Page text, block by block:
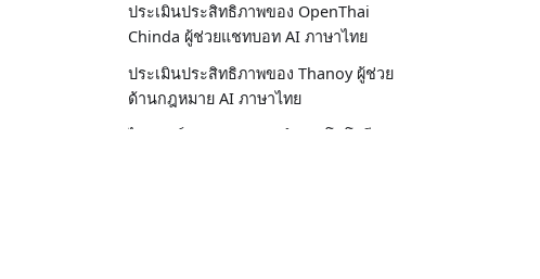
ประเมินประสิทธิภาพของ OpenThai
Chinda ผู้ช่วยแชทบอท AI ภาษาไทย
ประเมินประสิทธิภาพของ Thanoy ผู้ช่วย
ด้านกฎหมาย AI ภาษาไทย
ไอแอพพ์ SpeechFlow นำเทคโนโลยี